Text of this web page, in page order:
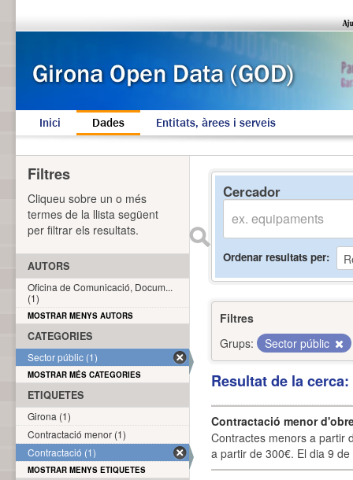
Inici Dades Entitats, àrees i serveis
Cercador
Ordenar resultats per
Filtres
Grups:
Sector públic
Resultat de la
Contractació menor
Contractes menors a partir
a partir de 300€. El dia 9
Filtres
Cliqueu sobre un o més
termes de la llista següent
per filtrar els resultats.
AUTORS
Oficina de Comunicació, Docum...
(1)
MOSTRAR MENYS AUTORS
CATEGORIES
Sector públic (1)
MOSTRAR MÉS CATEGORIES
ETIQUETES
Girona (1)
Contractació menor (1)
Contractació (1)
MOSTRAR MENYS ETIQUETES